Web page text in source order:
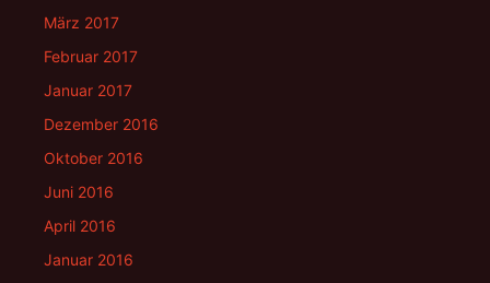
März 2017
Februar 2017
Januar 2017
Dezember 2016
Oktober 2016
Juni 2016
April 2016
Januar 2016